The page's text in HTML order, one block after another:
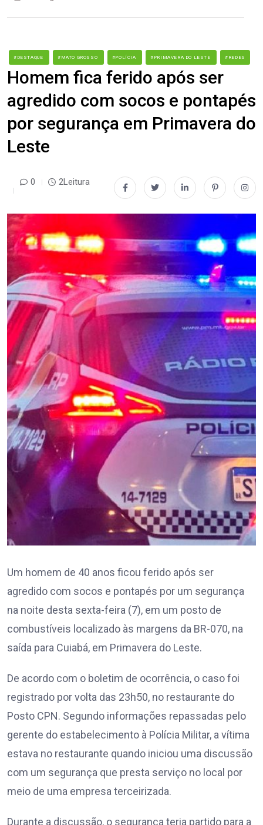
#DESTAQUE #MATO GROSSO #POLÍCIA #PRIMAVERA DO LESTE #REDES
Homem fica ferido após ser
agredido com socos e pontapés
por segurança em Primavera do
Leste
0 2Leitura
Um homem de 40 anos ficou ferido após ser
agredido com socos e pontapés por um segurança
na noite desta sexta-feira (7), em um posto de
combustíveis localizado às margens da BR-070, na
saída para Cuiabá, em Primavera do Leste.
De acordo com o boletim de ocorrência, o caso foi
registrado por volta das 23h50, no restaurante do
Posto CPN. Segundo informações repassadas pelo
gerente do estabelecimento à Polícia Militar, a vítima
estava no restaurante quando iniciou uma discussão
com um segurança que presta serviço no local por
meio de uma empresa terceirizada.
Durante a discussão, o segurança teria partido para a